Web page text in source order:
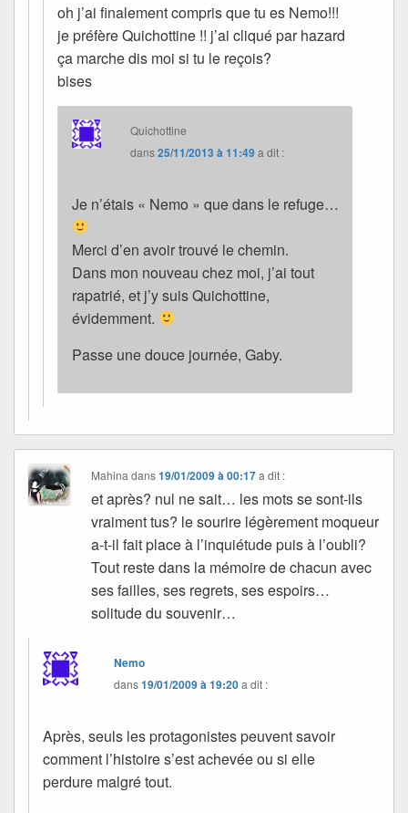
oh j’ai finalement compris que tu es Nemo!!!
je préfère Quichottine !! j’ai cliqué par hazard
ça marche dis moi si tu le reçois?
bises
Quichottine
dans25/11/2013 à 11:49 a dit :
Je n’étais « Nemo » que dans le refuge…
Merci d’en avoir trouvé le chemin.
Dans mon nouveau chez moi, j’ai tout
rapatrié, et j’y suis Quichottine,
évidemment.
Passe une douce journée, Gaby.
Mahina dans19/01/2009 à 00:17 a dit :
et après? nul ne sait… les mots se sont-ils
vraiment tus? le sourire légèrement moqueur
a-t-il fait place à l’inquiétude puis à l’oubli?
Tout reste dans la mémoire de chacun avec
ses failles, ses regrets, ses espoirs…
solitude du souvenir…
Nemo
dans19/01/2009 à 19:20a dit :
Après, seuls les protagonistes peuvent savoir
comment l’histoire s’est achevée ou si elle
perdure malgré tout.